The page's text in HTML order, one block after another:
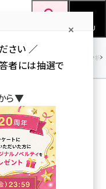
MENU
アクセス解析／データ分析
われている記
ーを
さい ／
者には抽選で
ら▼